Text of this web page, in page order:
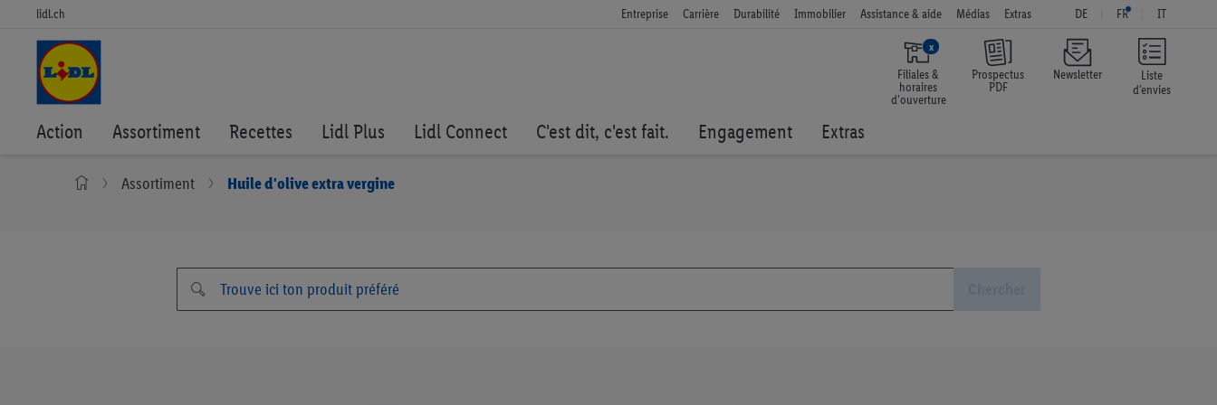
Liste
d’envies
lidl.ch Entreprise Carrière Durabilité Immobilier Assistance & aide Médias Extras DE FR IT
x
Filiales &
horaires
d'ouverture
Prospectus
PDF
Newsletter
Action Assortiment Recettes Lidl Plus Lidl Connect C'est dit, c'est fait. Engagement Extras
Assortiment Huile d'olive extra vergine